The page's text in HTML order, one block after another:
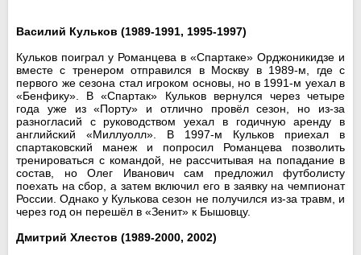
Василий Кульков (1989-1991, 1995-1997)
Кульков поиграл у Романцева в «Спартаке» Орджоникидзе и
вместе с тренером отправился в Москву в 1989-м, где с
первого же сезона стал игроком основы, но в 1991-м уехал в
«Бенфику». В «Спартак» Кульков вернулся через четыре
года уже из «Порту» и отлично провёл сезон, но из-за
разногласий с руководством уехал в годичную аренду в
английский «Миллуолл». В 1997-м Кульков приехал в
спартаковский манеж и попросил Романцева позволить
тренироваться с командой, не рассчитывая на попадание в
состав, но Олег Иванович сам предложил футболисту
поехать на сбор, а затем включил его в заявку на чемпионат
России. Однако у Кулькова сезон не получился из-за травм, и
через год он перешёл в «Зенит» к Бышовцу.
Дмитрий Хлестов (1989-2000, 2002)